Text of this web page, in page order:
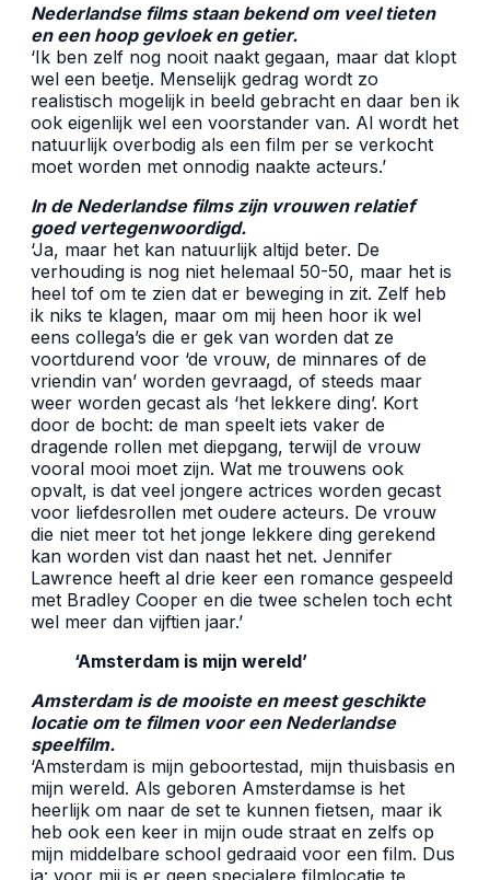
Nederlandse films staan bekend om veel tieten
en een hoop gevloek en getier.
‘Ik ben zelf nog nooit naakt gegaan, maar dat klopt
wel een beetje. Menselijk gedrag wordt zo
realistisch mogelijk in beeld gebracht en daar ben ik
ook eigenlijk wel een voorstander van. Al wordt het
natuurlijk overbodig als een film per se verkocht
moet worden met onnodig naakte acteurs.’
In de Nederlandse films zijn vrouwen relatief
goed vertegenwoordigd.
‘Ja, maar het kan natuurlijk altijd beter. De
verhouding is nog niet helemaal 50-50, maar het is
heel tof om te zien dat er beweging in zit. Zelf heb
ik niks te klagen, maar om mij heen hoor ik wel
eens collega’s die er gek van worden dat ze
voortdurend voor ‘de vrouw, de minnares of de
vriendin van’ worden gevraagd, of steeds maar
weer worden gecast als ‘het lekkere ding’. Kort
door de bocht: de man speelt iets vaker de
dragende rollen met diepgang, terwijl de vrouw
vooral mooi moet zijn. Wat me trouwens ook
opvalt, is dat veel jongere actrices worden gecast
voor liefdesrollen met oudere acteurs. De vrouw
die niet meer tot het jonge lekkere ding gerekend
kan worden vist dan naast het net. Jennifer
Lawrence heeft al drie keer een romance gespeeld
met Bradley Cooper en die twee schelen toch echt
wel meer dan vijftien jaar.’
‘Amsterdam is mijn wereld’
Amsterdam is de mooiste en meest geschikte
locatie om te filmen voor een Nederlandse
speelfilm.
‘Amsterdam is mijn geboortestad, mijn thuisbasis en
mijn wereld. Als geboren Amsterdamse is het
heerlijk om naar de set te kunnen fietsen, maar ik
heb ook een keer in mijn oude straat en zelfs op
mijn middelbare school gedraaid voor een film. Dus
ja: voor mij is er geen specialere filmlocatie te